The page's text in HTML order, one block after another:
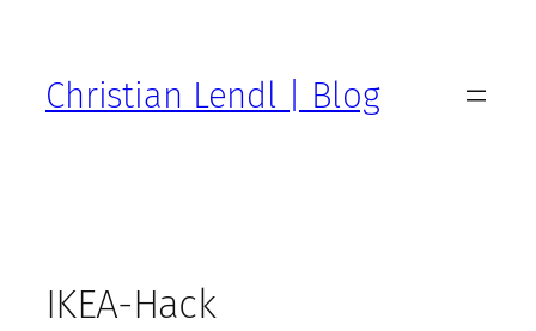
Christian Lendl | Blog
IKEA-Hack